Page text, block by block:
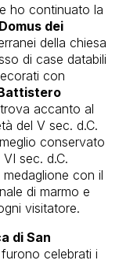
ho continuato la
Domus dei
della chiesa
di case databili
con
accanto al
del V sec. d.C.
conservato
sec. d.C.
con il
di marmo e
visitatore.
di San
furono celebrati i